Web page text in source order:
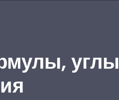
углы